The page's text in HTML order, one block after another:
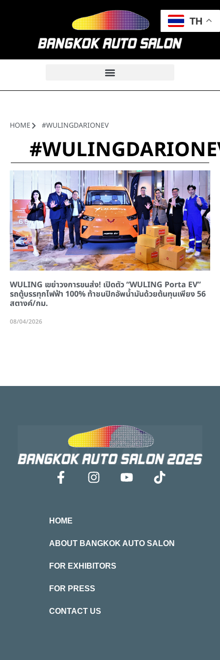
HOME #WULINGDARIONEV
WULING เขย่าวงการขนส่ง! เปิดตัว “WULING Porta EV”
รถตู้บรรทุกไฟฟ้า 100% ท้าชนปิกอัพน้ำมันด้วยต้นทุนเพียง 56
สตางค์/กม.
08/04/2026
HOME
ABOUT BANGKOK AUTO SALON
FOR EXHIBITORS
FOR PRESS
CONTACT US
TH